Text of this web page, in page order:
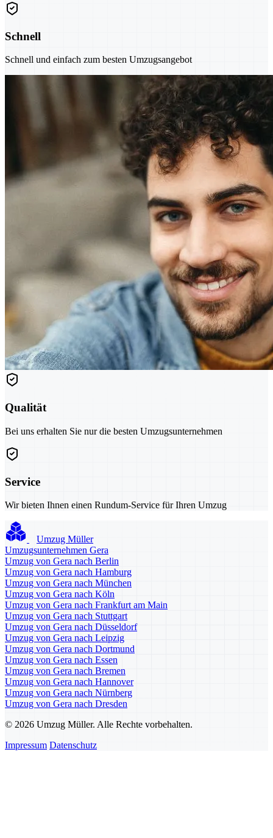
Schnell
Schnell und einfach zum besten Umzugsangebot
Qualität
Bei uns erhalten Sie nur die besten Umzugsunternehmen
Service
Wir bieten Ihnen einen Rundum-Service für Ihren Umzug
Umzug Müller
Umzugsunternehmen Gera
Umzug von Gera nach Berlin
Umzug von Gera nach Hamburg
Umzug von Gera nach München
Umzug von Gera nach Köln
Umzug von Gera nach Frankfurt am Main
Umzug von Gera nach Stuttgart
Umzug von Gera nach Düsseldorf
Umzug von Gera nach Leipzig
Umzug von Gera nach Dortmund
Umzug von Gera nach Essen
Umzug von Gera nach Bremen
Umzug von Gera nach Hannover
Umzug von Gera nach Nürnberg
Umzug von Gera nach Dresden
© 2026 Umzug Müller. Alle Rechte vorbehalten.
Impressum Datenschutz